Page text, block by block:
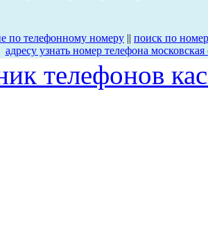
по телефонному номеру || поиск по
адресу узнать номер телефона московская
телефонов